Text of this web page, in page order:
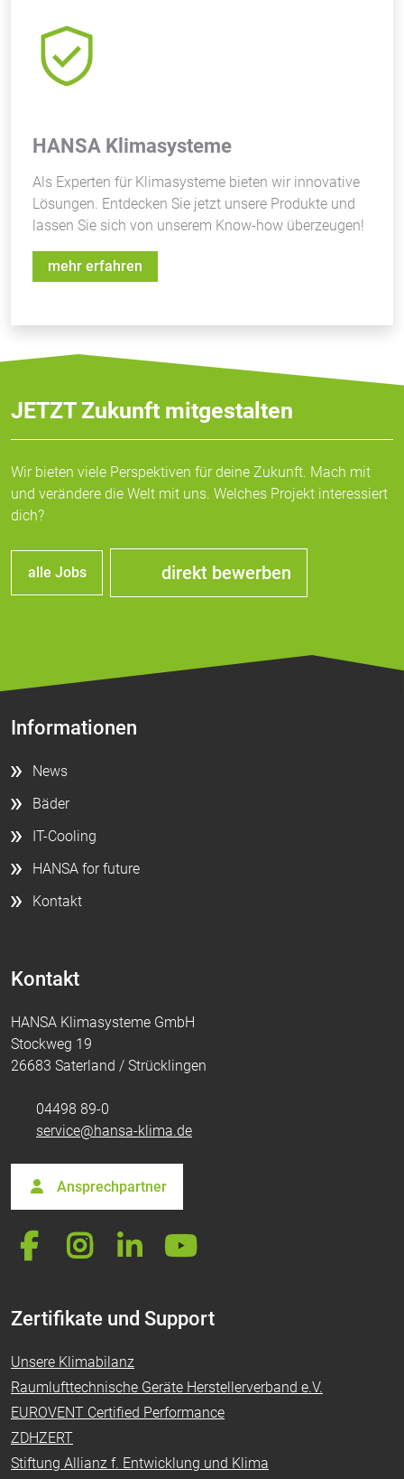
HANSA Klimasysteme
Als Experten für Klimasysteme bieten wir innovative
Lösungen. Entdecken Sie jetzt unsere Produkte und
lassen Sie sich von unserem Know-how überzeugen!
mehr erfahren
JETZT Zukunft mitgestalten
Wir bieten viele Perspektiven für deine Zukunft. Mach mit
und verändere die Welt mit uns. Welches Projekt interessiert
dich?
alle Jobs direkt bewerben
Informationen
News
Bäder
IT-Cooling
HANSA for future
Kontakt
Kontakt
HANSA Klimasysteme GmbH
Stockweg 19
26683 Saterland / Strücklingen
04498 89-0
service@hansa-klima.de
Ansprechpartner
Zertifikate und Support
Unsere Klimabilanz
Raumlufttechnische Geräte Herstellerverband e.V.
EUROVENT Certified Performance
ZDHZERT
Stiftung Allianz f. Entwicklung und Klima